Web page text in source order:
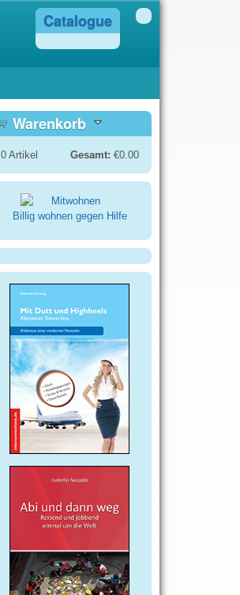
Catalogue
Warenkorb
0Artikel Gesamt: €0.00
Billig wohnen gegen Hilfe